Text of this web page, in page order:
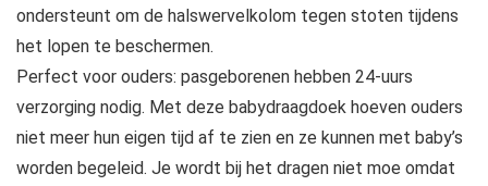
ondersteunt om de halswervelkolom tegen stoten tijdens
het lopen te beschermen.
Perfect voor ouders: pasgeborenen hebben 24-uurs
verzorging nodig. Met deze babydraagdoek hoeven ouders
niet meer hun eigen tijd af te zien en ze kunnen met baby’s
worden begeleid. Je wordt bij het dragen niet moe omdat